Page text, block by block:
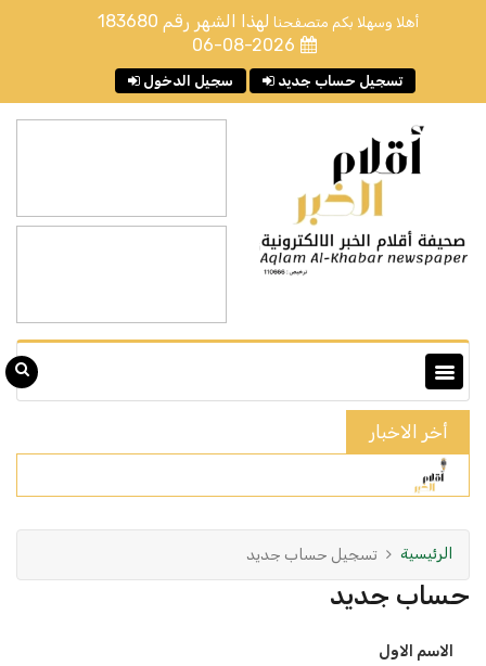
أهلا وسهلا بكم متصفحنا لهذا الشهر رقم 183680
06-08-2026
سجيل الدخول تسجيل حساب جديد
أخر الاخبار
الرئيسية تسجيل حساب جديد
حساب جديد
الاسم الاول